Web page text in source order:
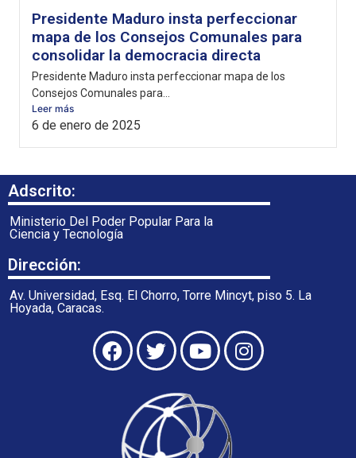
Presidente Maduro insta perfeccionar
mapa de los Consejos Comunales para
consolidar la democracia directa
Presidente Maduro insta perfeccionar mapa de los
Consejos Comunales para...
Leer más
6 de enero de 2025
Adscrito:
Ministerio Del Poder Popular Para la
Ciencia y Tecnología
Dirección:
Av. Universidad, Esq. El Chorro, Torre Mincyt, piso 5. La
Hoyada, Caracas.